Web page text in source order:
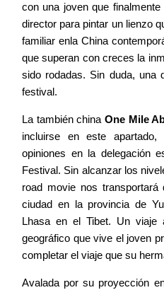
con una joven que
director para pintar un lienzo
familiar enla China
que superan con creces la
sido rodadas. Sin duda, una
festival.
La también china One Mile
incluirse en este
opiniones en la delegación
Festival. Sin alcanzar los
road movie nos transportará
ciudad en la provincia de
Lhasa en el Tibet. Un
geográfico que vive el joven
completar el viaje que su
Avalada por su proyección